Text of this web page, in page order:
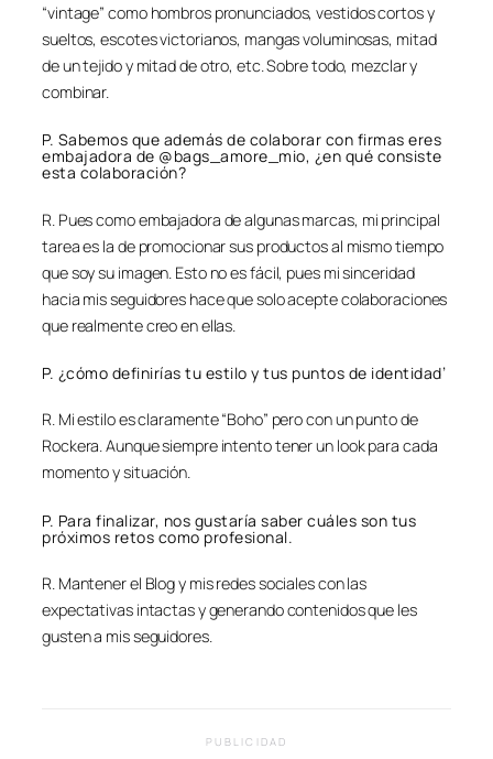
“vintage” como hombros pronunciados, vestidos cortos y
sueltos, escotes victorianos, mangas voluminosas, mitad
de un tejido y mitad de otro, etc. Sobre todo, mezclar y
combinar.
P. Sabemos que además de colaborar con firmas eres
embajadora de @bags_amore_mio, ¿en qué consiste
esta colaboración?
R. Pues como embajadora de algunas marcas, mi principal
tarea es la de promocionar sus productos al mismo tiempo
que soy su imagen. Esto no es fácil, pues mi sinceridad
hacia mis seguidores hace que solo acepte colaboraciones
que realmente creo en ellas.
P. ¿cómo definirías tu estilo y tus puntos de identidad’
R. Mi estilo es claramente “Boho” pero con un punto de
Rockera. Aunque siempre intento tener un look para cada
momento y situación.
P. Para finalizar, nos gustaría saber cuáles son tus
próximos retos como profesional.
R. Mantener el Blog y mis redes sociales con las
expectativas intactas y generando contenidos que les
gusten a mis seguidores.
PUBLICIDAD